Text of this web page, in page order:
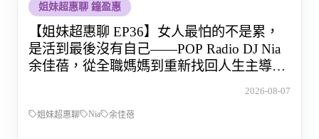
姐妹超惠聊 鐘盈惠
【姐妹超惠聊 EP36】女人最怕的不是累，
是活到最後沒有自己——POP Radio DJ Nia
余佳蓓，從全職媽媽到重新找回人生主導權
2026-08-07
姐妹超惠聊 Nia 余佳蓓